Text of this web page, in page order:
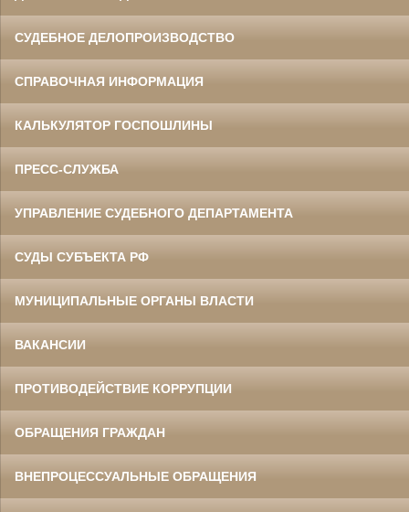
СУДЕБНОЕ ДЕЛОПРОИЗВОДСТВО
СПРАВОЧНАЯ ИНФОРМАЦИЯ
КАЛЬКУЛЯТОР ГОСПОШЛИНЫ
ПРЕСС-СЛУЖБА
УПРАВЛЕНИЕ СУДЕБНОГО ДЕПАРТАМЕНТА
СУДЫ СУБЪЕКТА РФ
МУНИЦИПАЛЬНЫЕ ОРГАНЫ ВЛАСТИ
ВАКАНСИИ
ПРОТИВОДЕЙСТВИЕ КОРРУПЦИИ
ОБРАЩЕНИЯ ГРАЖДАН
ВНЕПРОЦЕССУАЛЬНЫЕ ОБРАЩЕНИЯ